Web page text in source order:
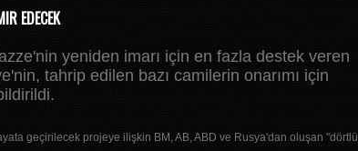
EDECEK
yeniden imarı için en fazla destek veren
tahrip edilen bazı camilerin onarımı için
geçirilecek projeye ilişkin BM, AB, ABD ve Rusya'dan oluşan "dörtlü